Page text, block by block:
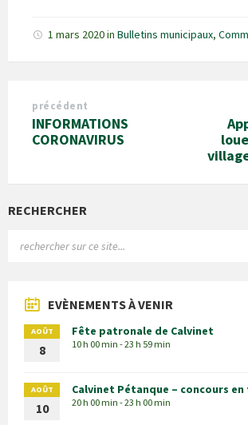
1 mars 2020in Bulletins municipaux,
précédent
INFORMATIONS
CORONAVIRUS
RECHERCHER
EVÈNEMENTS À VENIR
AOÛT
8
Fête patronale de Calvinet
10 h 00 min - 23 h 59 min
AOÛT
10
Calvinet Pétanque – concours
20 h 00 min - 23 h 00 min